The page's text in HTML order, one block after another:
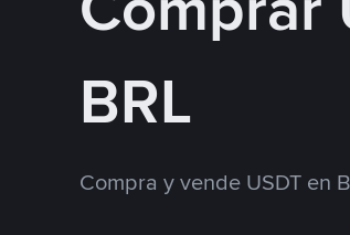
BRL
Compra y vende USDT en